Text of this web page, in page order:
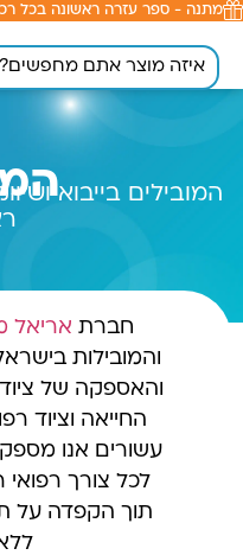
לתוכן
מתנה - ספר עזרה ראשונה בכל
המובילים בייבוא
חברת אריאל
והמובילות
והאספקה של ציוד
החייאה וציוד
עשורים אנו
לכל צורך רפואי
תוך הקפדה על